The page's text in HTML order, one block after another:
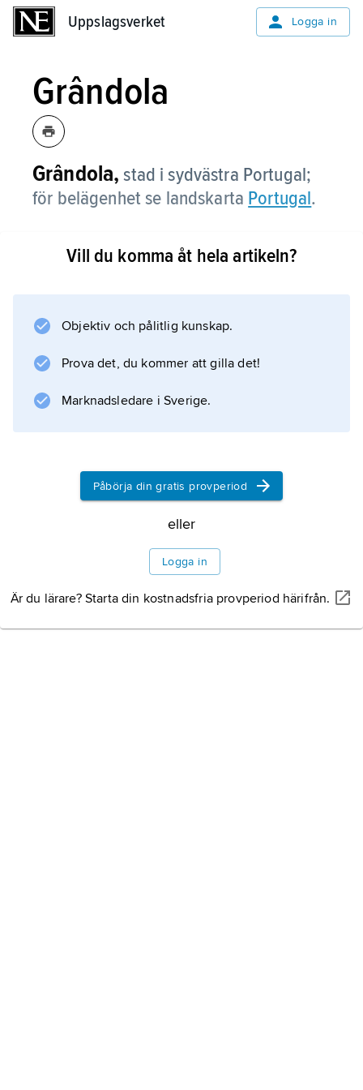
Uppslagsverket Logga in
Grândola
Grândola, stad i sydvästra Portugal;
för belägenhet se landskarta Portugal.
Vill du komma åt hela artikeln?
Objektiv och pålitlig kunskap.
Prova det, du kommer att gilla det!
Marknadsledare i Sverige.
Påbörja din gratis provperiod
eller
Logga in
Är du lärare? Starta din kostnadsfria provperiod härifrån.